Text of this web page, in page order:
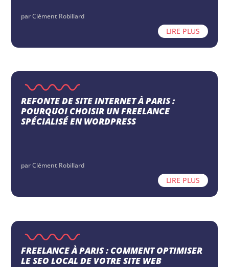
parClément Robillard
LIRE PLUS
REFONTE DE SITE INTERNET À PARIS :
POURQUOI CHOISIR UN FREELANCE
SPÉCIALISÉ EN WORDPRESS
parClément Robillard
LIRE PLUS
FREELANCE À PARIS : COMMENT OPTIMISER
LE SEO LOCAL DE VOTRE SITE WEB